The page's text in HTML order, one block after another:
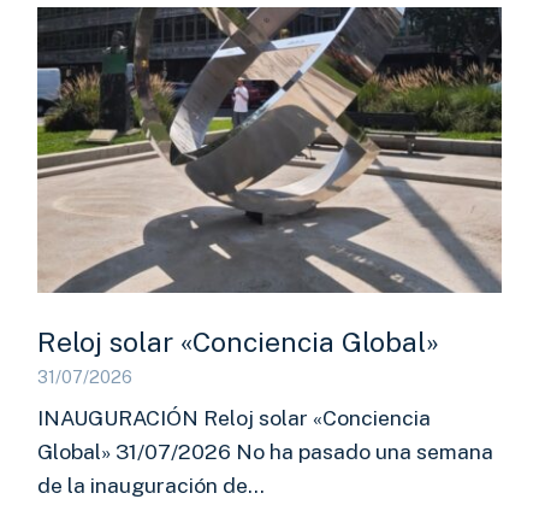
Reloj solar «Conciencia Global»
31/07/2026
INAUGURACIÓN Reloj solar «Conciencia
Global» 31/07/2026 No ha pasado una semana
de la inauguración de…